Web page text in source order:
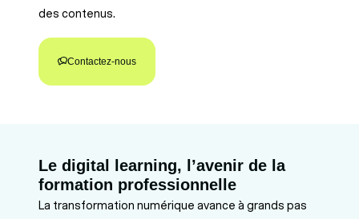
des contenus.
Contactez-nous
Le digital learning, l’avenir de la
formation professionnelle
La transformation numérique avance à grands pas